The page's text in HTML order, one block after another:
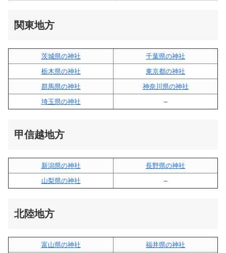
関東地方
茨城県の神社
千葉県の神社
栃木県の神社
東京都の神社
群馬県の神社
神奈川県の神社
埼玉県の神社
–
甲信越地方
新潟県の神社
長野県の神社
山梨県の神社
–
北陸地方
富山県の神社
福井県の神社